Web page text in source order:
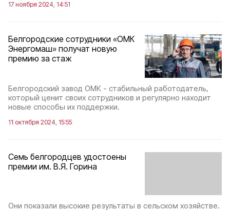
17 ноября 2024, 14:51
Белгородские сотрудники «ОМК
Энергомаш» получат новую
премию за стаж
Белгородский завод ОМК - стабильный работодатель,
который ценит своих сотрудников и регулярно находит
новые способы их поддержки.
11 октября 2024, 15:55
Семь белгородцев удостоены
премии им. В.Я. Горина
Они показали высокие результаты в сельском хозяйстве.